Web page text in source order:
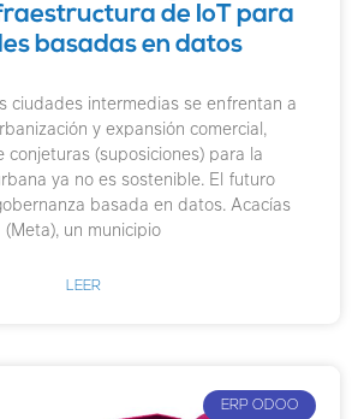
de IoT para
basadas en datos
ciudades intermedias se enfrentan a
y expansión comercial,
(suposiciones) para la
ya no es sostenible. El futuro
basada en datos. Acacías
(Meta), un municipio
LEER
ERP ODOO